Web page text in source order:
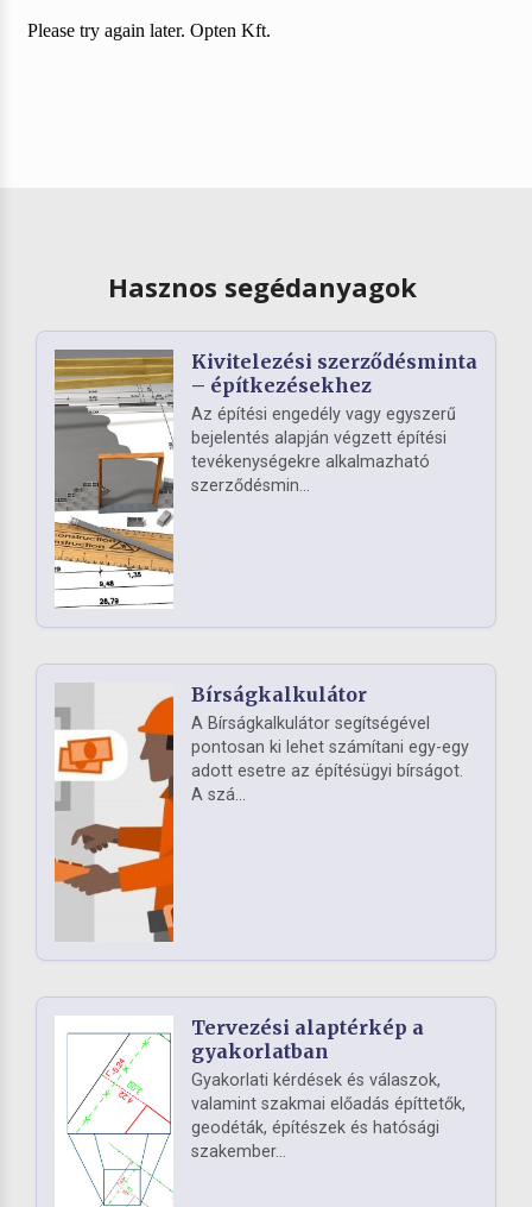
Hasznos segédanyagok
Kivitelezési szerződésminta
– építkezésekhez
Az építési engedély vagy egyszerű
bejelentés alapján végzett építési
tevékenységekre alkalmazható
szerződésmin...
Bírságkalkulátor
A Bírságkalkulátor segítségével
pontosan ki lehet számítani egy-egy
adott esetre az építésügyi bírságot.
A szá...
Tervezési alaptérkép a
gyakorlatban
Gyakorlati kérdések és válaszok,
valamint szakmai előadás építtetők,
geodéták, építészek és hatósági
szakember...